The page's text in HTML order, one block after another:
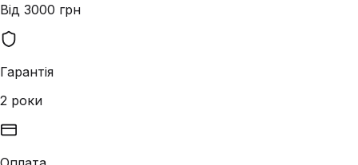
Від 3000 грн
Гарантія
2 роки